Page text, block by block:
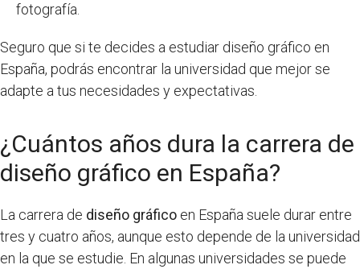
fotografía.
Seguro que si te decides a estudiar diseño gráfico en
España, podrás encontrar la universidad que mejor se
adapte a tus necesidades y expectativas.
¿Cuántos años dura la carrera de
diseño gráfico en España?
La carrera de diseño gráfico en España suele durar entre
tres y cuatro años, aunque esto depende de la universidad
en la que se estudie. En algunas universidades se puede